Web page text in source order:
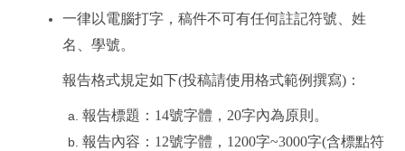
一律以電腦打字，稿件不可有任何註記符號、姓
名、學號。
報告格式規定如下(投稿請使用格式範例撰寫) ：
報告標題： 14號字體， 20字內為原則。
報告內容： 12號字體， 1200字~3000字(含標點符